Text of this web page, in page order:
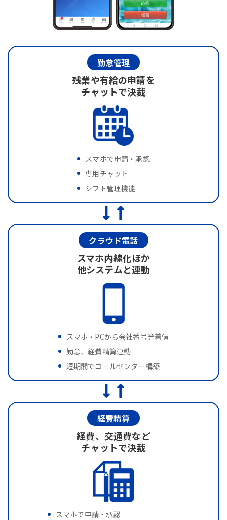
勤怠管理
残業や有給の申請を
チャットで決裁
スマホで申請・承認
専用チャット
シフト管理機能
クラウド電話
スマホ内線化ほか
他システムと連動
スマホ・PCから会社番号発着信
勤怠、経費精算連動
短期間でコールセンター構築
経費精算
経費、交通費など
チャットで決裁
スマホで申請・承認